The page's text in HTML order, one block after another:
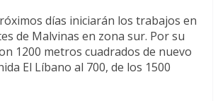
días iniciarán los trabajos en
de Malvinas en zona sur. Por su
1200 metros cuadrados de nuevo
El Líbano al 700, de los 1500